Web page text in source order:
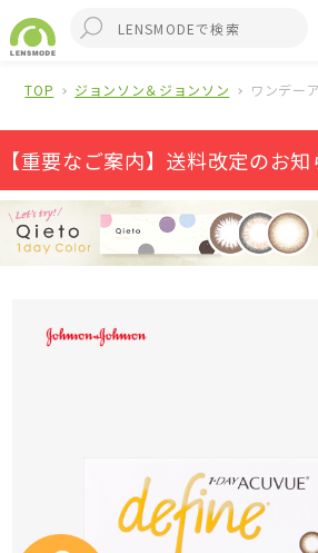
TOP ジョンソン＆ジョンソン ワンデー
【重要なご案内】送料改定のお